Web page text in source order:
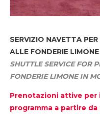
SERVIZIO NAVETTA
ALLE FONDERIE
SHUTTLE SERVICE FOR
FONDERIE LIMONE IN
Prenotazioni attive per
programma a partire da